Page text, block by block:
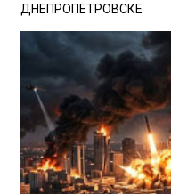
ДНЕПРОПЕТРОВСКЕ